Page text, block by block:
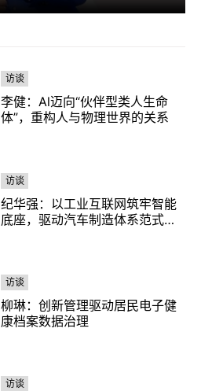
访谈
李健：Al迈向“伙伴型类人生命
体”，重构人与物理世界的关系
访谈
纪华强：以工业互联网筑牢智能
底座，驱动汽车制造体系范式变
访谈
柳琳：创新管理驱动居民电子健
康档案数据治理
访谈